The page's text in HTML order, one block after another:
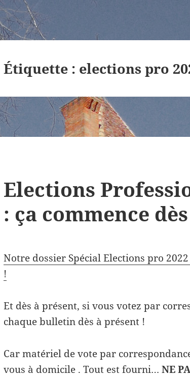
Étiquette : elections pro
Elections
: ça commence
Notre dossier Spécial Elections pro
!
Et dès à présent, si vous votez par
chaque bulletin dès à présent !
Car matériel de vote par
vous à domicile . Tout est fourni…NE